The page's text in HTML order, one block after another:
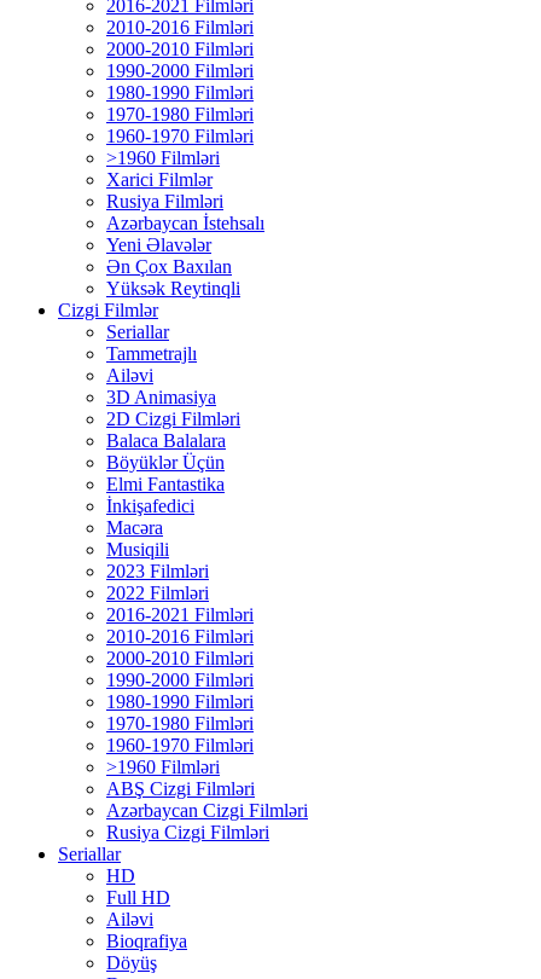
2016-2021 Filmləri
2010-2016 Filmləri
2000-2010 Filmləri
1990-2000 Filmləri
1980-1990 Filmləri
1970-1980 Filmləri
1960-1970 Filmləri
>1960 Filmləri
Xarici Filmlər
Rusiya Filmləri
Azərbaycan İstehsalı
Yeni Əlavələr
Ən Çox Baxılan
Yüksək Reytinqli
Cizgi Filmlər
Seriallar
Tammetrajlı
Ailəvi
3D Animasiya
2D Cizgi Filmləri
Balaca Balalara
Böyüklər Üçün
Elmi Fantastika
İnkişafedici
Macəra
Musiqili
2023 Filmləri
2022 Filmləri
2016-2021 Filmləri
2010-2016 Filmləri
2000-2010 Filmləri
1990-2000 Filmləri
1980-1990 Filmləri
1970-1980 Filmləri
1960-1970 Filmləri
>1960 Filmləri
ABŞ Cizgi Filmləri
Azərbaycan Cizgi Filmləri
Rusiya Cizgi Filmləri
Seriallar
HD
Full HD
Ailəvi
Bioqrafiya
Döyüş